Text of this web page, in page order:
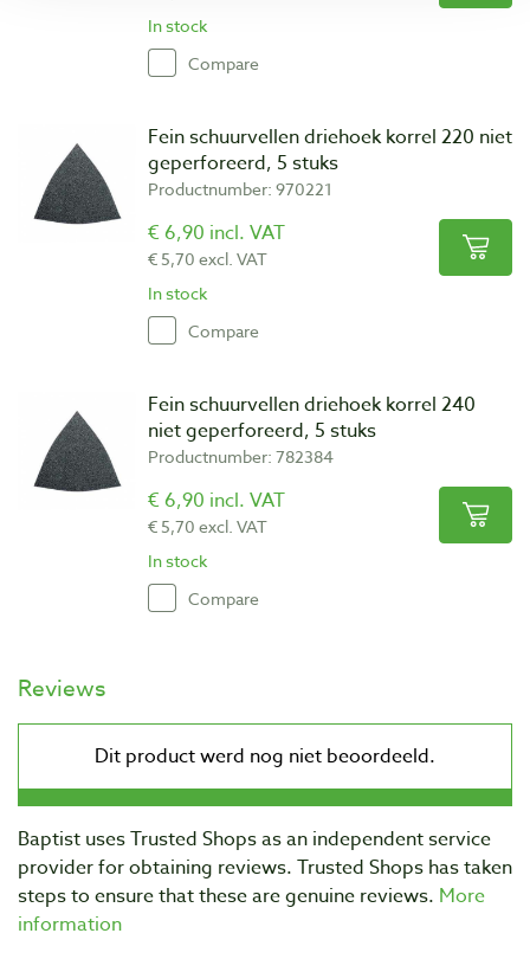
In stock
Compare
Fein schuurvellen driehoek korrel 220 niet
geperforeerd, 5 stuks
Productnumber: 970221
€ 6,90 incl. VAT
€ 5,70 excl. VAT
In stock
Compare
Fein schuurvellen driehoek korrel 240
niet geperforeerd, 5 stuks
Productnumber: 782384
€ 6,90 incl. VAT
€ 5,70 excl. VAT
In stock
Compare
Reviews
Baptist uses Trusted Shops as an independent service
provider for obtaining reviews. Trusted Shops has taken
steps to ensure that these are genuine reviews. More
information